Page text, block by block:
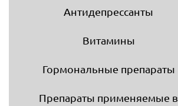
Антидепрессанты
Витамины
Гормональные препараты
Препараты применяемые в